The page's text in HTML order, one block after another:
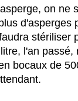
on ne
d'asperges
stériliser
l'an
bocaux de